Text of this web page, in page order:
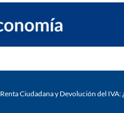
Renta Ciudadana y Devolución del